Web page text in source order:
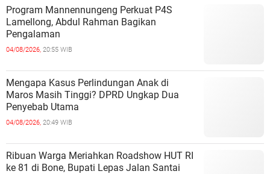
Program Mannennungeng Perkuat P4S
Lamellong, Abdul Rahman Bagikan
Pengalaman
04/08/2026, 20:55 WIB
Mengapa Kasus Perlindungan Anak di
Maros Masih Tinggi? DPRD Ungkap Dua
Penyebab Utama
04/08/2026, 20:49 WIB
Ribuan Warga Meriahkan Roadshow HUT RI
ke 81 di Bone, Bupati Lepas Jalan Santai